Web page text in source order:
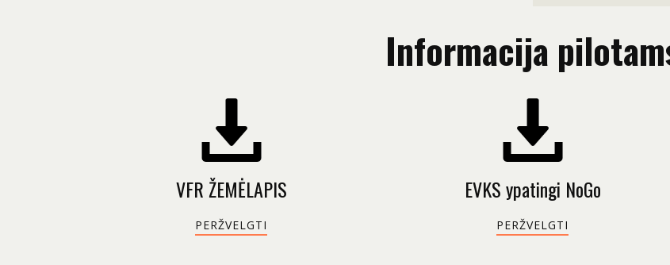
Informacija
VFR ŽEMĖLAPIS
PERŽVELGTI
EVKS ypatingi NoGo
PERŽVELGTI